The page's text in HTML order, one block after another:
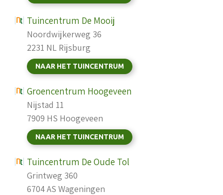
Tuincentrum De Mooij
Noordwijkerweg 36
2231 NL Rijsburg
NAAR HET TUINCENTRUM
Groencentrum Hoogeveen
Nijstad 11
7909 HS Hoogeveen
NAAR HET TUINCENTRUM
Tuincentrum De Oude Tol
Grintweg 360
6704 AS Wageningen